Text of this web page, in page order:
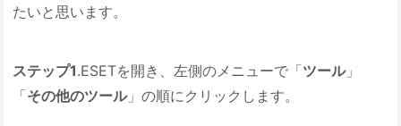
たいと思います。
ステップ1.ESETを開き、左側のメニューで「ツール」
「その他のツール」の順にクリックします。